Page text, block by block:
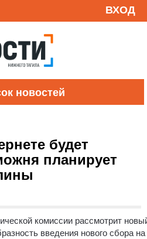
ВХОД
новостей
будет
планирует
комиссии рассмотрит
введения нового сбора